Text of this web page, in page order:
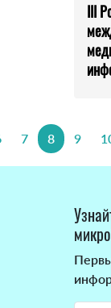
III
7 8 9